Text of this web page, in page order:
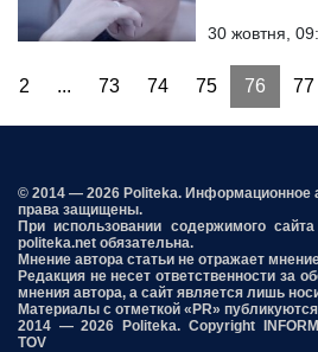
30 жовтня,
2 ... 73 74 75 76 77
© 2014 — 2026 Politeka. Информационное
права защищены.
При использовании содержимого
politeka.net обязательна.
Мнение автора статьи не отражает
Редакция не несет ответственности за
мнения автора, а сайт является лишь
Материалы с отметкой «PR»
2014 — 2026 Politeka. Copyright
TOV